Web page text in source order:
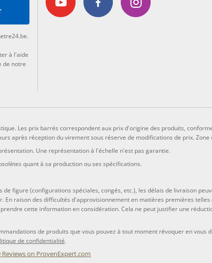
à l'aide
de notre
Les prix barrés correspondent aux prix d'origine des produits,
après réception du virement sous réserve de modifications de prix. Zone
Une représentation à l'échelle n'est pas garantie.
quant à sa production ou ses spécifications.
de figure (configurations spéciales, congés, etc.), les délais de livraison
raison des difficultés d'approvisionnement en matières premières telles
cette information en considération. Cela ne peut justifier une
de produits que vous pouvez à tout moment révoquer en vous
de confidentialité.
Reviews on ProvenExpert.com